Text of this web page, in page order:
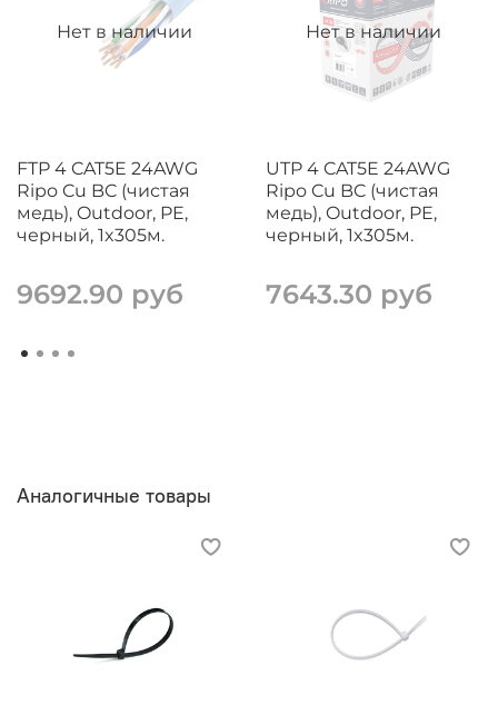
Нет в наличии
FTP 4 CAT5E 24AWG
Ripo Cu BC (чистая
медь), Outdoor, PE,
черный, 1x305м.
9692.90 руб
Нет в наличии
UTP 4 CAT5E 24AWG
Ripo Cu BC (чистая
медь), Outdoor, PE,
черный, 1x305м.
7643.30 руб
Аналогичные товары